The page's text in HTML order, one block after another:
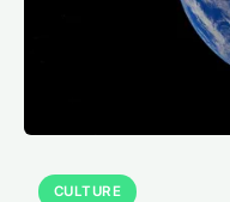
CULTURE